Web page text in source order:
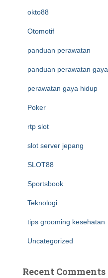
okto88
Otomotif
panduan perawatan
panduan perawatan gaya
perawatan gaya hidup
Poker
rtp slot
slot server jepang
SLOT88
Sportsbook
Teknologi
tips grooming kesehatan
Uncategorized
Recent Comments